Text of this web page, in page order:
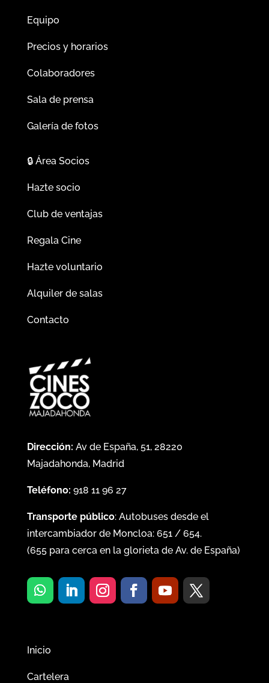
Equipo
Precios y horarios
Colaboradores
Sala de prensa
Galería de fotos
🔒Área Socios
Hazte socio
Club de ventajas
Regala Cine
Hazte voluntario
Alquiler de salas
Contacto
Dirección: Av de España, 51, 28220
Majadahonda, Madrid
Teléfono: 918 11 96 27
Transporte público: Autobuses desde el
intercambiador de Moncloa: 651/ 654.
(655para cerca en la glorieta de Av. de España)
Inicio
Cartelera